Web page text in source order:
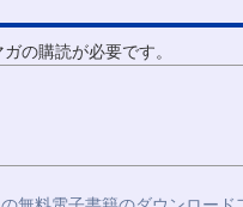
の購読が必要です。